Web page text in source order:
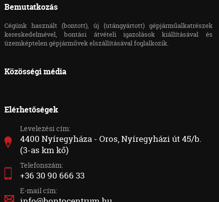
Bemutatkozás
Cégünk használt (bontott), új (utángyártott) gépjárműalkatrészek
kereskedelmével, bontási átvételi igazolások kiállításával és
üzemképtelen gépjárművek elszállításával foglalkozik.
Közösségi média
Elérhetőségek
Levelezési cím:
4400 Nyíregyháza - Oros, Nyíregyházi út 45/b.
(3-as km kő)
Telefonszám:
+36 30 90 666 33
E-mail cím: